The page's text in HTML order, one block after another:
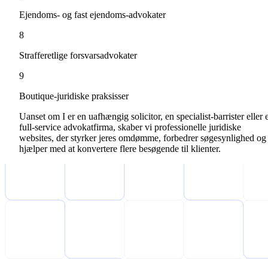
Ejendoms- og fast ejendoms-advokater
8
Strafferetlige forsvarsadvokater
9
Boutique-juridiske praksisser
Uanset om I er en uafhængig solicitor, en specialist-barrister eller
full-service advokatfirma, skaber vi professionelle juridiske
websites, der styrker jeres omdømme, forbedrer søgesynlighed og
hjælper med at konvertere flere besøgende til klienter.